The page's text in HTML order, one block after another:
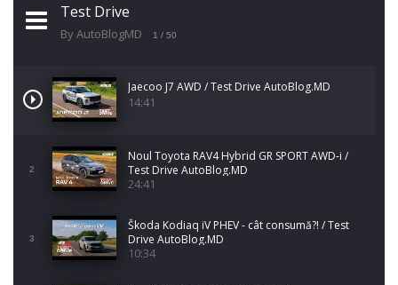
Test Drive
By AutoBlogMD 1 / 50
Jaecoo J7 AWD / Test Drive AutoBlog.MD
14:41
2
Noul Toyota RAV4 Hybrid GR SPORT AWD-i /
Test Drive AutoBlog.MD
24:41
3
Škoda Kodiaq iV PHEV - cât consumă?! / Test
Drive AutoBlog.MD
10:34